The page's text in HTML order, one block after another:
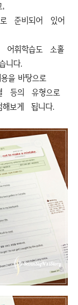
,
준비되어 있어
어휘학습도 소홀
니다.
을 바탕으로
등의 유형으로
보게 됩니다.